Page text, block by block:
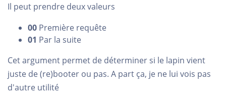
Il peut prendre deux valeurs
00 Première requête
01 Par la suite
Cet argument permet de déterminer si le lapin vient
juste de (re)booter ou pas. A part ça, je ne lui vois pas
d'autre utilité